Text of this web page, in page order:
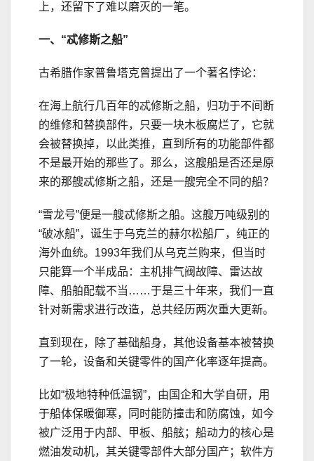
上，还留下了难以磨灭的一笔。
一、 “忒修斯之船”
古希腊作家普鲁塔克曾提出了一个著名悖论：
在海上航行几百年的忒修斯之船，归功于不间断
的维修和替换部件，只要一块木板腐烂了，它就
会被替换掉，以此类推，直到所有的功能部件都
不是最开始的那些了。那么，这艘船是否还是原
来的那艘忒修斯之船，还是一艘完全不同的船？
“雪龙号”便是一艘忒修斯之船。这艘万吨级别的
“破冰船”，诞生于乌克兰的赫尔松船厂，纯正的
海外血统。1993年我们从乌克兰购来，但当时
只能算一个半成品：主机排气阀故障、雷达故
障、船舶配载不当……于是三十年来，我们一直
针对新需求进行改造，总共经历两次重大更新。
直到现在，除了基础船身，其他设备基本被替换
了一轮，设备和关键零件的国产化率逐年提高。
比如“极地特种低温钢”，由国企和大学自研，用
于船体保暖御寒，同时能防撞击和防腐蚀，如今
被广泛用于内部、甲板、船舷；船动力的核心是
燃油发动机，其关键零部件大部分国产；软件方